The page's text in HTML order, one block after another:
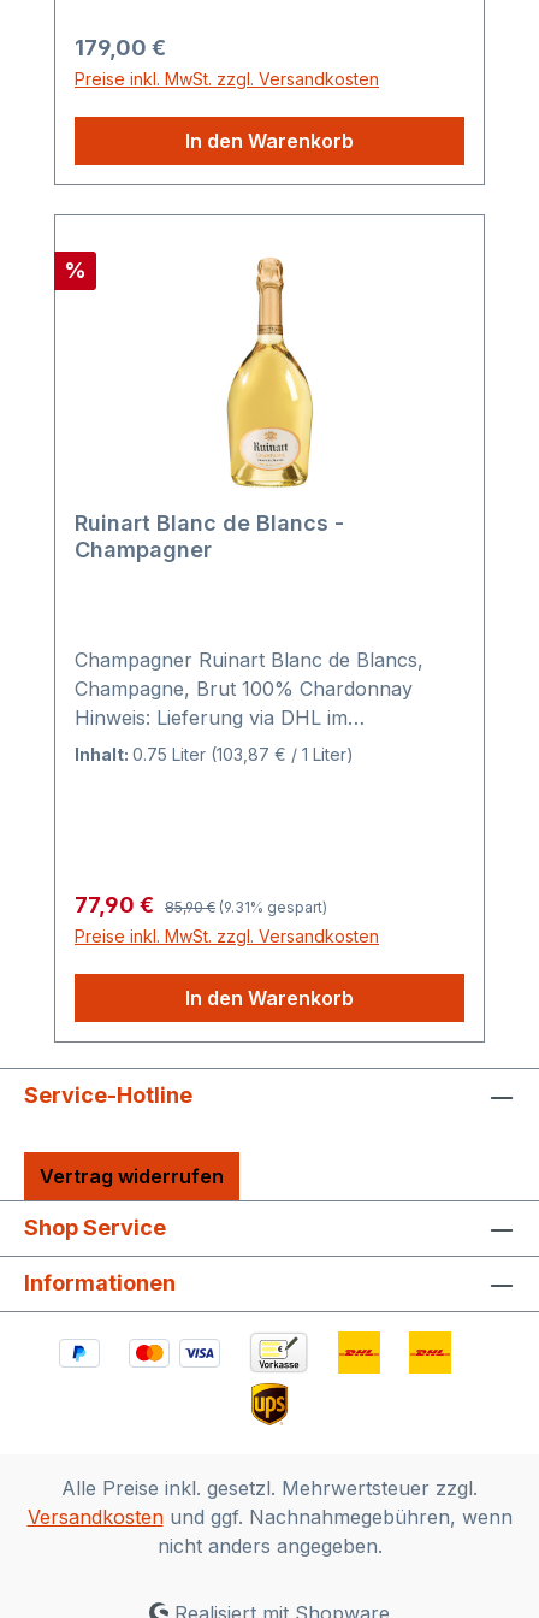
Regulärer Preis:
179,00 €
Preise inkl. MwSt. zzgl. Versandkosten
In den Warenkorb
Rabatt
%
Ruinart Blanc de Blancs -
Champagner
Champagner Ruinart Blanc de Blancs,
Champagne, Brut 100% Chardonnay
Hinweis: Lieferung via DHL im
zertifizierten Versandkarton, ohne
Inhalt: 0.75 Liter (103,87 € / 1 Liter)
Verkaufspreis:
77,90 € Regulärer Preis:
85,90 € (9.31% gespart)
Preise inkl. MwSt. zzgl. Versandkosten
In den Warenkorb
Service-Hotline
Vertrag widerrufen
Shop Service
Informationen
Alle Preise inkl. gesetzl. Mehrwertsteuer zzgl.
Versandkostenund ggf. Nachnahmegebühren, wenn
nicht anders angegeben.
Realisiert mit Shopware